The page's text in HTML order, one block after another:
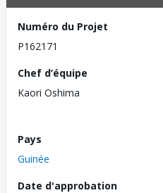
Numéro du Projet
P162171
Chef d’équipe
Kaori Oshima
Pays
Guinée
Date d'approbation